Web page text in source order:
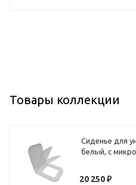
Товары коллекции
Сиденье для
белый, с
20 250₽